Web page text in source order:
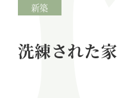
新築
洗練された家